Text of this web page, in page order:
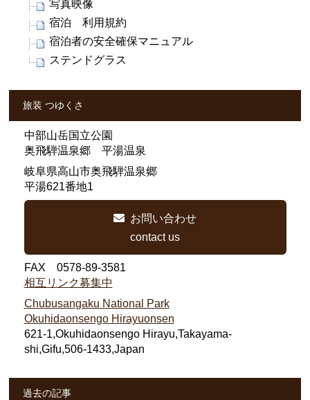
写真映像
宿泊 利用規約
宿泊者の安全確保マニュアル
ステンドグラス
旅装 つゆくさ
中部山岳国立公園
奥飛騨温泉郷 平湯温泉
岐阜県高山市奥飛騨温泉郷
平湯621番地1
お問い合わせ
contact us
FAX 0578-89-3581
相互リンク募集中
Chubusangaku National Park
Okuhidaonsengo Hirayuonsen
621-1,Okuhidaonsengo Hirayu,Takayama-
shi,Gifu,506-1433,Japan
過去の記事